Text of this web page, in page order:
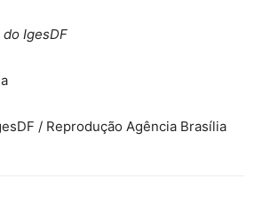
IgesDF
/ Reprodução Agência Brasília